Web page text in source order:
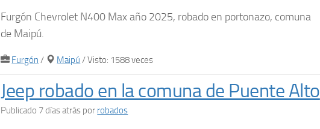
Furgón Chevrolet N400 Max año 2025, robado en portonazo, comuna
de Maipú.
Furgón / Maipú / Visto: 1588 veces
Jeep robado en la comuna de Puente Alto
Publicado 7 días atrás por robados